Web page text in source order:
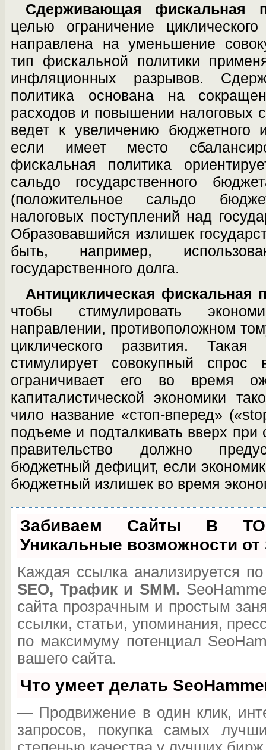
Сдерживающая фискальная
целью ог­раничение
направлена на уменьшение
тип фискальной поли­тики
инфляционных разрывов.
политика основана на
расходов и повышении налоговых
ведет к увеличению бюджетного
если имеет место
фискальная политика
сальдо государственного
(положительное сальдо
налоговых поступлений над
Образовавшийся излишек
быть, например,
государственного долга.
Антициклическая фискальная
чтобы стимулировать
направлении, проти­воположном
циклического развития. Такая
стимулирует совокупный
ограничивает его во время
капиталистической экономики
чило название «стоп-вперед»
подъе­ме и подталкивать вверх при
правитель­ство должно
бюджетный дефицит, если
бюджетный излишек во время
Забиваем Сайты В
Уникальные возможности от
Каждая ссылка анализируется
SEO, Трафик и SMM.
сайта прозрачным и простым
ссылки, статьи, упоминания,
по максимуму потенциал
вашего сайта.
Что умеет делать
— Продвижение в один клик,
запросов, покупка самых